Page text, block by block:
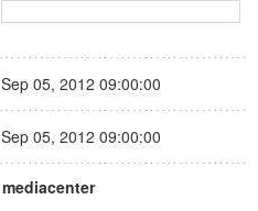
Sep 05, 2012 09:00:00
Sep 05, 2012 09:00:00
mediacenter